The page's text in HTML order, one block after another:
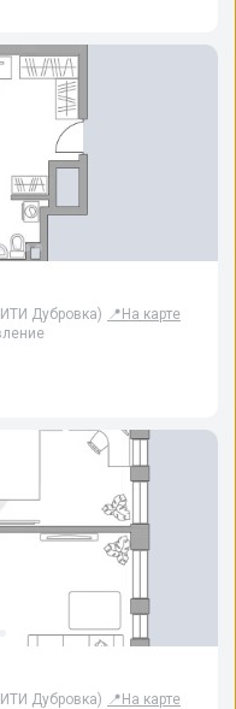
Дубровка) 📍 На карте
Дубровка) 📍 На карте